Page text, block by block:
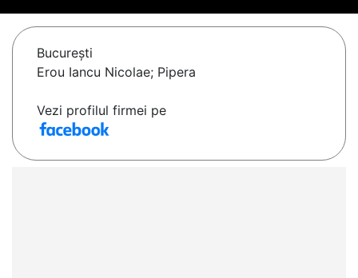
Bucureşti
Erou Iancu Nicolae; Pipera
Vezi profilul firmei pe